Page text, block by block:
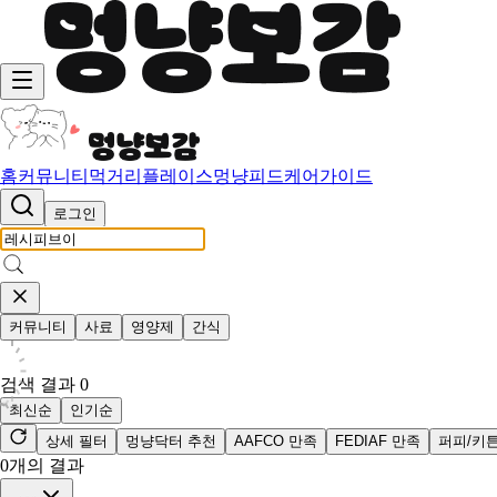
홈커뮤니티 먹거리 플레이스멍냥피드케어가이드
로그인
커뮤니티 사료 영양제 간식
검색 결과 0
최신순
인기순
상세 필터
멍냥닥터 추천 AAFCO 만족 FEDIAF 만족 퍼피/키
0개의 결과